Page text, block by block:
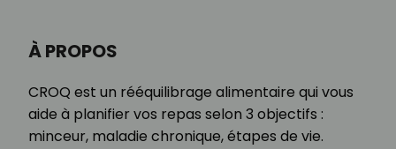
À PROPOS
CROQ est un rééquilibrage alimentaire qui vous
aide à planifier vos repas selon 3 objectifs :
minceur, maladie chronique, étapes de vie.